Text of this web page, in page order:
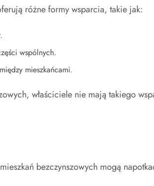
różne formy wsparcia, takie jak:
wspólnych.
mieszkańcami.
właściciele nie mają takiego
bezczynszowych mogą